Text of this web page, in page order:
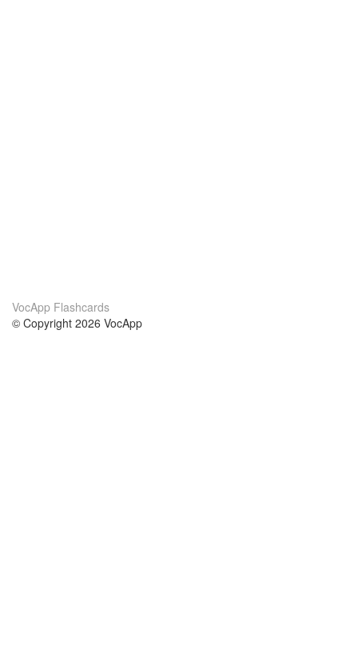
VocApp Flashcards
© Copyright 2026 VocApp